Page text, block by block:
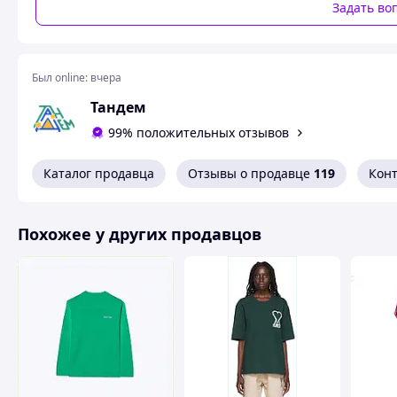
XXS
XXL
При заказе в примечаниях
Задать
Был online: вчера
Тандем
99% положительных отзывов
Каталог продавца Отзывы о продавце 119
Похожее у других продавцов